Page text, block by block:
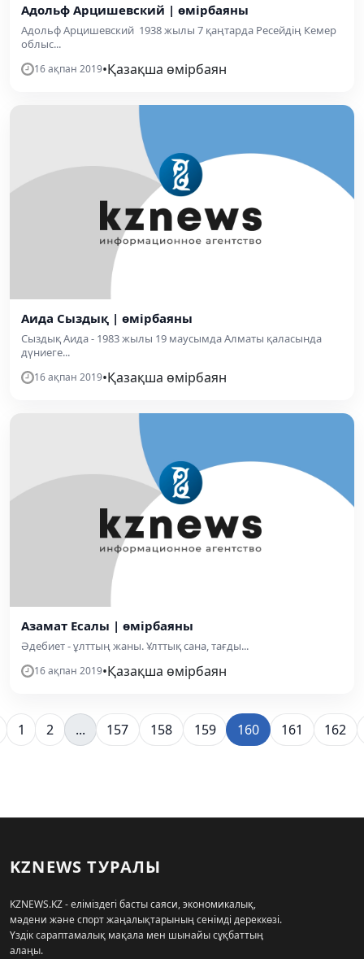
Адольф Арцишевский | өмірбаяны
Адольф Арцишевский 1938 жылы 7 қаңтарда Ресейдің Кемер
облыс...
16 ақпан 2019•Қазақша өмірбаян
Аида Сыздық | өмірбаяны
Сыздық Аида - 1983 жылы 19 маусымда Алматы қаласында
дүниеге...
16 ақпан 2019•Қазақша өмірбаян
Азамат Есалы | өмірбаяны
Әдебиет - ұлттың жаны. Ұлттық сана, тағды...
16 ақпан 2019•Қазақша өмірбаян
1 2 ... 157 158 159 160 161 162
KZNEWS ТУРАЛЫ
KZNEWS.KZ - еліміздегі басты саяси, экономикалық,
мәдени және спорт жаңалықтарының сенімді дереккөзі.
Үздік сараптамалық мақала мен шынайы сұқбаттың
алаңы.